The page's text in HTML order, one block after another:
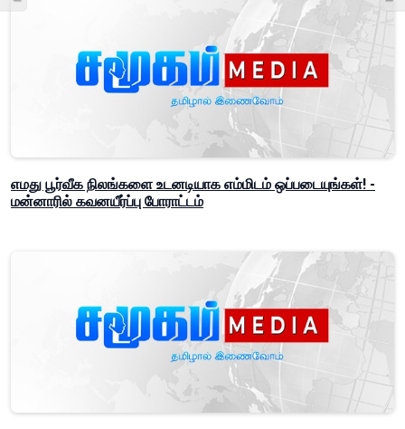
எமது பூர்வீக நிலங்களை உடனடியாக எம்மிடம் ஒப்படையுங்கள்! -
மன்னாரில் கவனயீர்ப்பு போராட்டம்